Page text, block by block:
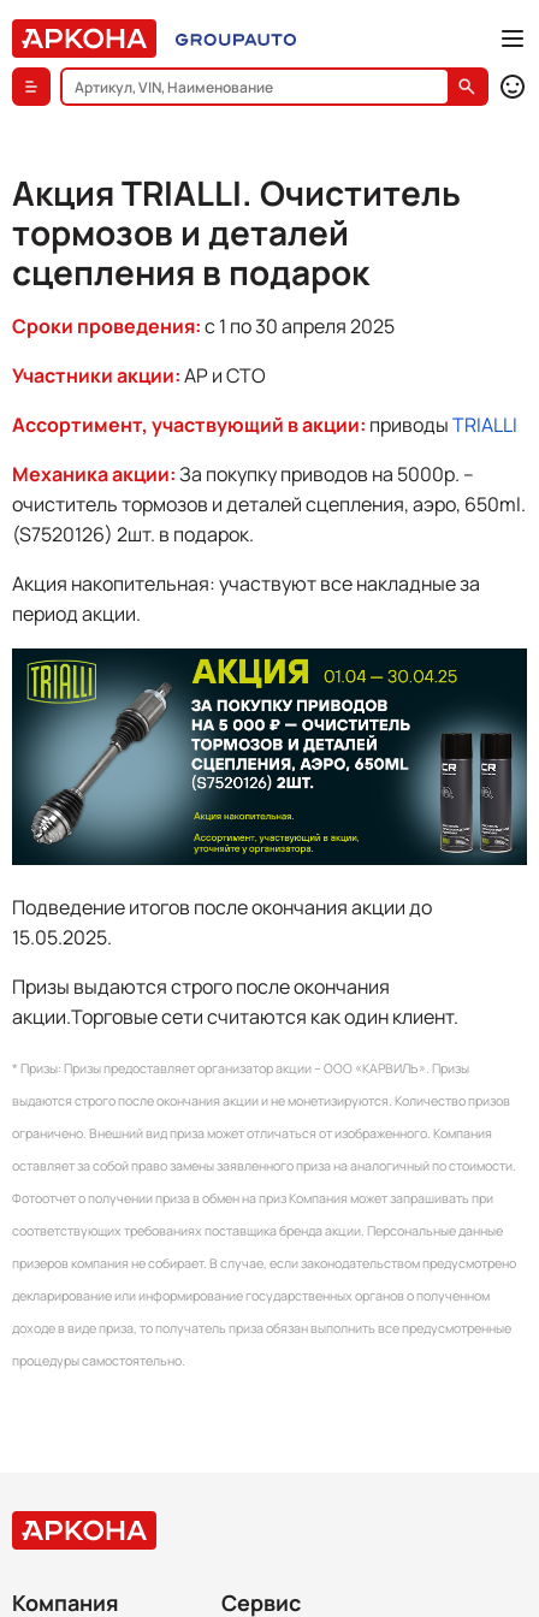
Акция TRIALLI. Очиститель
тормозов и деталей
сцепления в подарок
Сроки проведения:с 1 по 30 апреля 2025
Участники акции:АР и СТО
Ассортимент, участвующий в акции: приводыTRIALLI
Механика акции:За покупку приводов на 5000р. –
очиститель тормозов и деталей сцепления, аэро, 650ml.
(S7520126) 2шт. в подарок.
Акция накопительная: участвуют все накладные за
период акции.
Подведение итогов после окончания акции до
15.05.2025.
Призы выдаются строго после окончания
акции.Торговые сети считаются как один клиент.
* Призы: Призы предоставляет организатор акции – ООО «КАРВИЛЬ». Призы
выдаются строго после окончания акции и не монетизируются. Количество призов
ограничено. Внешний вид приза может отличаться от изображенного. Компания
оставляет за собой право замены заявленного приза на аналогичный по стоимости.
Фотоотчет о получении приза в обмен на приз Компания может запрашивать при
соответствующих требованиях поставщика бренда акции. Персональные данные
призеров компания не собирает. В случае, если законодательством предусмотрено
декларирование или информирование государственных органов о полученном
доходе в виде приза, то получатель приза обязан выполнить все предусмотренные
процедуры самостоятельно.
Компания Сервис